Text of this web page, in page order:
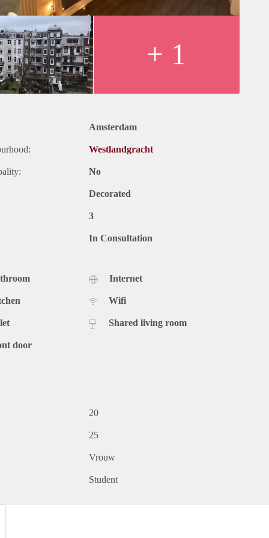
+ 1
Amsterdam
Westlandgracht
No
Decorated
3
In Consultation
door
Internet
Wifi
Shared living room
20
25
Vrouw
Student